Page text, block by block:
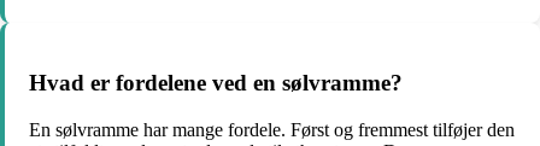
Hvad er fordelene ved en sølvramme?
En sølvramme har mange fordele. Først og fremmest tilføjer den